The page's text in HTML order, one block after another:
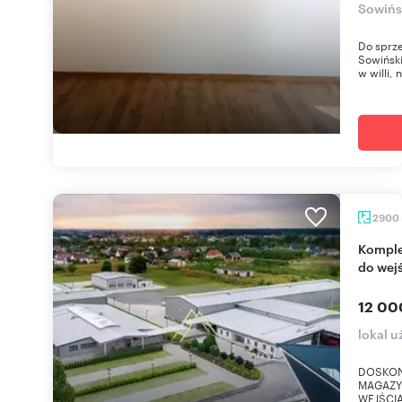
Do
w willi,
2900
Kompleks biurowo-magazynowy klasy A, gotowy
do
12
lokal